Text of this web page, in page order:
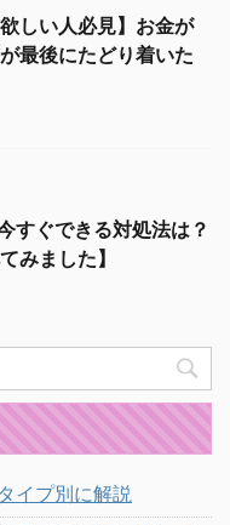
しい人必見】お金が
最後にたどり着いた
すぐできる対処法は？
みました】
イプ別に解説